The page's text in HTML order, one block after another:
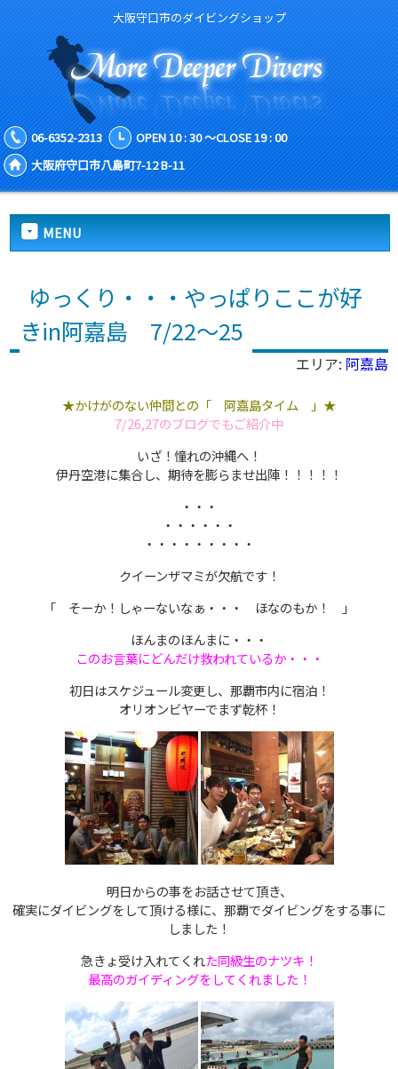
大阪守口市のダイビングショップ
06-6352-2313
OPEN 10 : 30 ～CLOSE 19 : 00
大阪府守口市八島町7-12 B-11
MENU
ゆっくり・・・やっぱりここが好
きin阿嘉島 7/22～25
エリア: 阿嘉島
★かけがのない仲間との「 阿嘉島タイム 」★
7/26,27のブログでもご紹介中
いざ！憧れの沖縄へ！
伊丹空港に集合し、期待を膨らませ出陣！！！！！
・・・
・・・・・・
・・・・・・・・・
クイーンザマミが欠航です！
「 そーか！しゃーないなぁ・・・ ほなのもか！ 」
ほんまのほんまに・・・
このお言葉にどんだけ救われているか・・・
初日はスケジュール変更し、那覇市内に宿泊！
オリオンビヤーでまず乾杯！
明日からの事をお話させて頂き、
確実にダイビングをして頂ける様に、那覇でダイビングをする事に
しました！
急きょ受け入れてくれた同級生のナツキ！
最高のガイディングをしてくれました！